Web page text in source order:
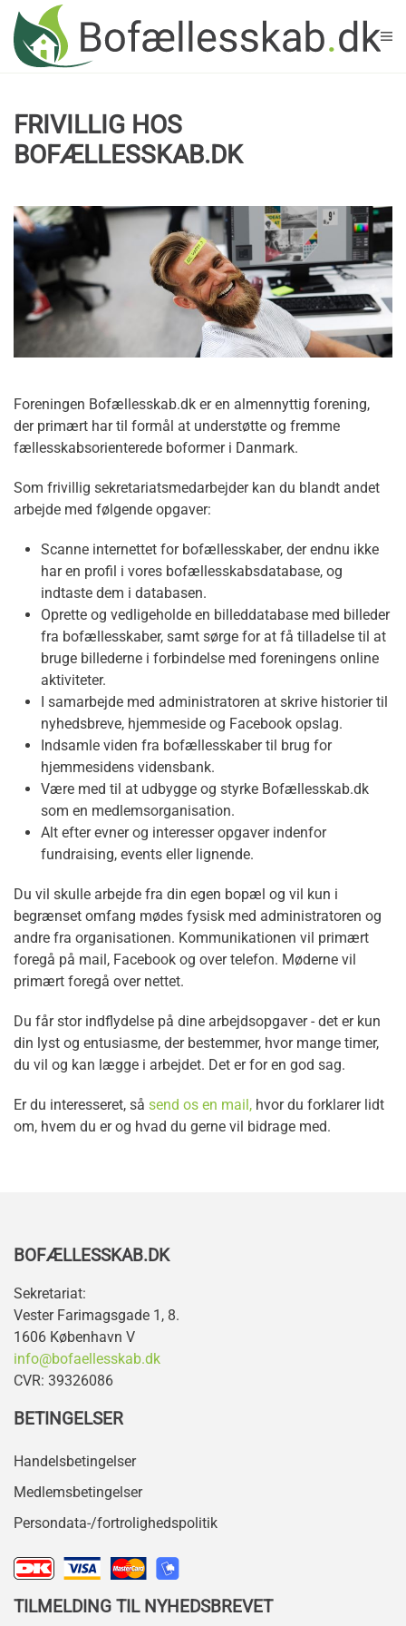
Skip to main content
FRIVILLIG HOS
BOFÆLLESSKAB.DK
Foreningen Bofællesskab.dk er en almennyttig forening,
der primært har til formål at understøtte og fremme
fællesskabsorienterede boformer i Danmark.
Som frivillig sekretariatsmedarbejder kan du blandt andet
arbejde med følgende opgaver:
Scanne internettet for bofællesskaber, der endnu ikke
har en profil i vores bofællesskabsdatabase, og
indtaste dem i databasen.
Oprette og vedligeholde en billeddatabase med billeder
fra bofællesskaber, samt sørge for at få tilladelse til at
bruge billederne i forbindelse med foreningens online
aktiviteter.
I samarbejde med administratoren at skrive historier til
nyhedsbreve, hjemmeside og Facebook opslag.
Indsamle viden fra bofællesskaber til brug for
hjemmesidens vidensbank.
Være med til at udbygge og styrke Bofællesskab.dk
som en medlemsorganisation.
Alt efter evner og interesser opgaver indenfor
fundraising, events eller lignende.
Du vil skulle arbejde fra din egen bopæl og vil kun i
begrænset omfang mødes fysisk med administratoren og
andre fra organisationen. Kommunikationen vil primært
foregå på mail, Facebook og over telefon. Møderne vil
primært foregå over nettet.
Du får stor indflydelse på dine arbejdsopgaver - det er kun
din lyst og entusiasme, der bestemmer, hvor mange timer,
du vil og kan lægge i arbejdet. Det er for en god sag.
Er du interesseret, så send os en mail, hvor du forklarer lidt
om, hvem du er og hvad du gerne vil bidrage med.
BOFÆLLESSKAB.DK
Sekretariat:
Vester Farimagsgade 1, 8.
1606 København V
info@bofaellesskab.dk
CVR: 39326086
BETINGELSER
Handelsbetingelser
Medlemsbetingelser
Persondata-/fortrolighedspolitik
TILMELDING TIL NYHEDSBREVET